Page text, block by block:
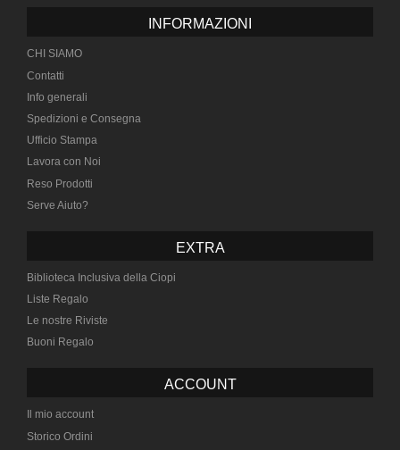
INFORMAZIONI
CHI SIAMO
Contatti
Info generali
Spedizioni e Consegna
Ufficio Stampa
Lavora con Noi
Reso Prodotti
Serve Aiuto?
EXTRA
Biblioteca Inclusiva della Ciopi
Liste Regalo
Le nostre Riviste
Buoni Regalo
ACCOUNT
Il mio account
Storico Ordini